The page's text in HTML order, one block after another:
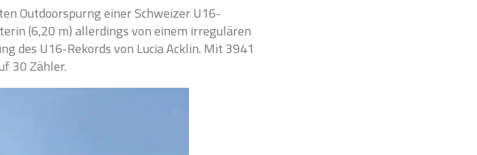
Outdoorspurng einer Schweizer U16-
(6,20 m) allerdings von einem irregulären
des U16-Rekords von Lucia Acklin. Mit 3941
30 Zähler.